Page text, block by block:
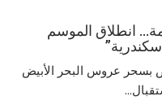
انطلاق الموسم
بسحر عروس البحر الأبيض